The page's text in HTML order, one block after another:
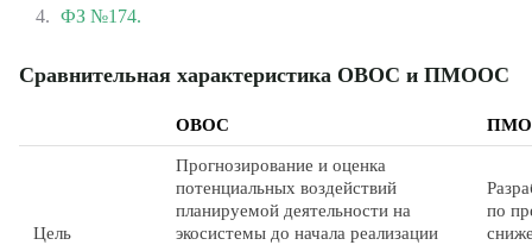
ФЗ №174.
Сравнительная характеристика ОВОС и ПМООС
ОВОС
Цель
Прогнозирование и оценка
потенциальных воздействий
планируемой деятельности на
экосистемы до начала реализации
по